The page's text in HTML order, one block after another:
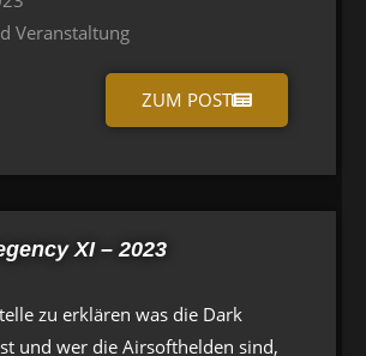
Veranstaltung
ZUM POST
XI – 2023
zu erklären was die Dark
und wer die Airsofthelden sind,